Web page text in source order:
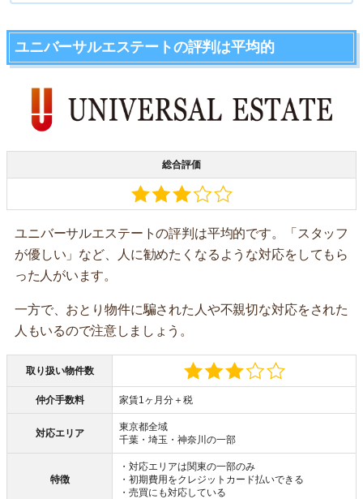
ユニバーサルエステートの評判は平均的
総合評価
ユニバーサルエステートの評判は平均的です。「スタッフ
が優しい」など、人に勧めたくなるような対応をしてもら
った人がいます。
一方で、おとり物件に騙された人や不親切な対応をされた
人もいるので注意しましょう。
取り扱い物件数
仲介手数料 家賃1ヶ月分＋税
対応エリア
東京都全域
千葉・埼玉・神奈川の一部
特徴
・対応エリアは関東の一部のみ
・初期費用をクレジットカード払いできる
・売買にも対応している